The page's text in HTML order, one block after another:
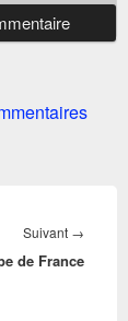
Suivant →
suivant :
de France